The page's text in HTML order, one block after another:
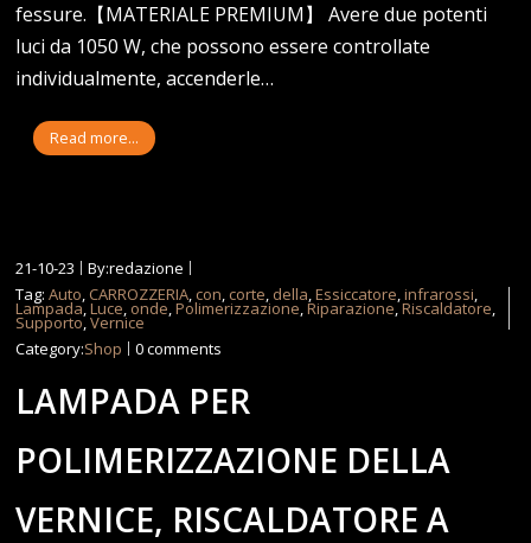
fessure.【MATERIALE PREMIUM】 Avere due potenti
luci da 1050 W, che possono essere controllate
individualmente, accenderle…
Read more...
21-10-23
By:redazione
Tag:Auto, CARROZZERIA, con, corte, della,Essiccatore,infrarossi,
Lampada,Luce, onde,Polimerizzazione,Riparazione,Riscaldatore,
Supporto,Vernice
Category:Shop 0 comments
LAMPADA PER
POLIMERIZZAZIONE DELLA
VERNICE, RISCALDATORE A